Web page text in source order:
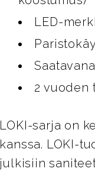
LED-
2 vuoden
LOKI-sarja on
kanssa. LOKI-
julkisiin